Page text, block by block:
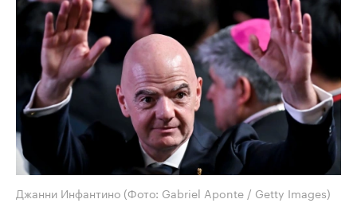
Джанни Инфантино (Фото: Gabriel Aponte / Getty Images)